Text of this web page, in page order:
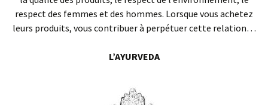
respect des femmes et des hommes. Lorsque vous achetez
leurs produits, vous contribuer à perpétuer cette relation…
L’AYURVEDA